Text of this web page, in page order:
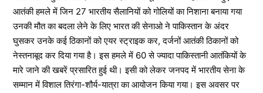
आतंकी हमले में जिन 27 भारतीय सैलानियों को गोलियों का निशाना बनाया गया
उनकी मौत का बदला लेने के लिए भारत की सेनाओ ने पाकिस्तान के अंदर
घुसकर उनके कई ठिकानों को एयर स्ट्राइक कर, दर्जनों आतंकी ठिकानों को
नेस्तनाबूद कर दिया गया है। इस हमले में 60 से ज्यादा पाकिस्तानी आतंकियों के
मारे जाने की खबरें प्रसारित हुई थी। इसी को लेकर जनपद में भारतीय सेना के
सम्मान में विशाल तिरंगा-शौर्य-यात्रा का आयोजन किया गया। इस अवसर पर